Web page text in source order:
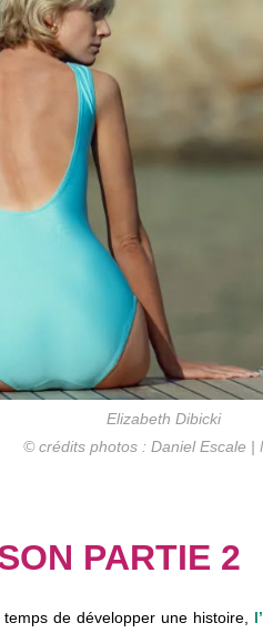
Elizabeth Dibicki
© crédits photos : Daniel Escale |
PARTIE 2
de développer une histoire,